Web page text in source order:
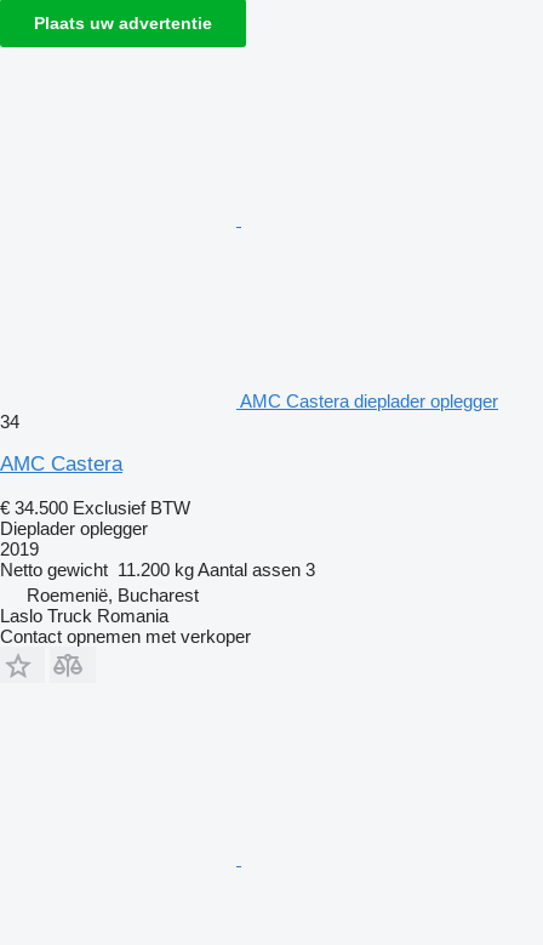
Plaats uw advertentie
AMC Castera dieplader oplegger
34
AMC Castera
€ 34.500 Exclusief BTW
Dieplader oplegger
2019
Netto gewicht 11.200 kgAantal assen 3
Roemenië, Bucharest
Laslo Truck Romania
Contact opnemen met verkoper